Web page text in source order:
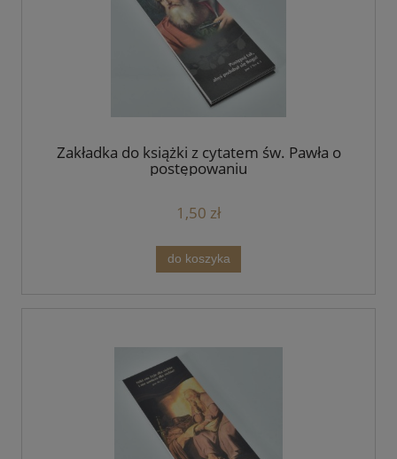
Zakładka do książki z cytatem św. Pawła o
postępowaniu
1,50 zł
do koszyka